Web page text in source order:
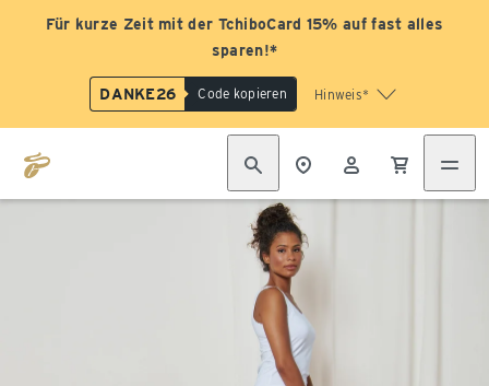
Für kurze Zeit mit der TchiboCard 15% auf fast alles
sparen!*
DANKE26 Code kopieren Hinweis*